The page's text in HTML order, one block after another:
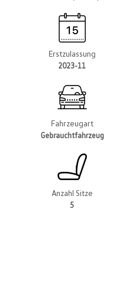
Erstzulassung
2023-11
Fahrzeugart
Gebrauchtfahrzeug
Anzahl Sitze
5